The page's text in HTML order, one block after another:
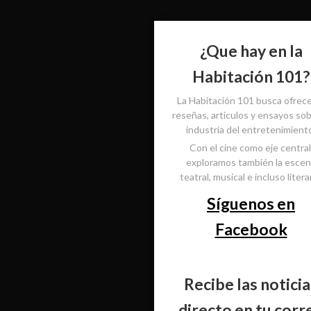
¿Que hay en la
Habitación 101?
La Habitación 101 busca
reseñas, artículos y ensayos
industria del
Con el cine como eje
exploramos también la
teatral, musical e incluso
Síguenos en
Facebook
Recibe las